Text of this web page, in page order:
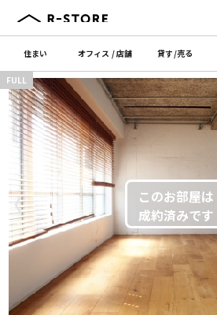
住まい オフィス /店舗 貸す/売る
〈
FULL